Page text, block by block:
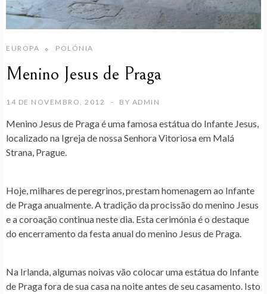
EUROPA POLÓNIA
Menino Jesus de Praga
14 DE NOVEMBRO, 2012 BY ADMIN
Menino Jesus de Praga é uma famosa estátua do Infante Jesus,
localizado na Igreja de nossa Senhora Vitoriosa em Malá
Strana, Prague.
Hoje, milhares de peregrinos, prestam homenagem ao Infante
de Praga anualmente. A tradição da procissão do menino Jesus
e a coroação continua neste dia. Esta cerimónia é o destaque
do encerramento da festa anual do menino Jesus de Praga.
Na Irlanda, algumas noivas vão colocar uma estátua do Infante
de Praga fora de sua casa na noite antes de seu casamento. Isto